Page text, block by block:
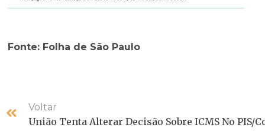
Fonte: Folha de São Paulo
Voltar
União Tenta Alterar Decisão Sobre ICMS No PIS/